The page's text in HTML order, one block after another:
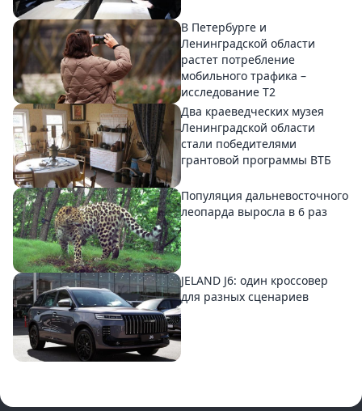
В Петербурге и
Ленинградской области
растет потребление
мобильного трафика –
исследование T2
Два краеведческих музея
Ленинградской области
стали победителями
грантовой программы ВТБ
Популяция дальневосточного
леопарда выросла в 6 раз
JELAND J6: один кроссовер
для разных сценариев